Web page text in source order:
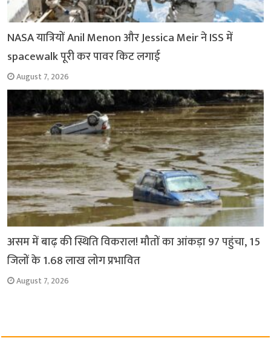
NASA यात्रियों Anil Menon और Jessica Meir ने ISS में
spacewalk पूरी कर पावर किट लगाई
August 7, 2026
असम में बाढ़ की स्थिति विकराल! मौतों का आंकड़ा 97 पहुंचा, 15
जिलों के 1.68 लाख लोग प्रभावित
August 7, 2026